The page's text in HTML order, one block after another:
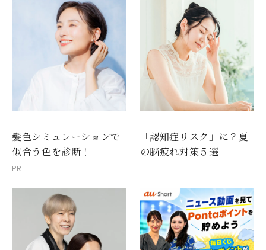
髪色シミュレーションで
似合う色を診断！
PR
「認知症リスク」に？夏
の脳疲れ対策５選